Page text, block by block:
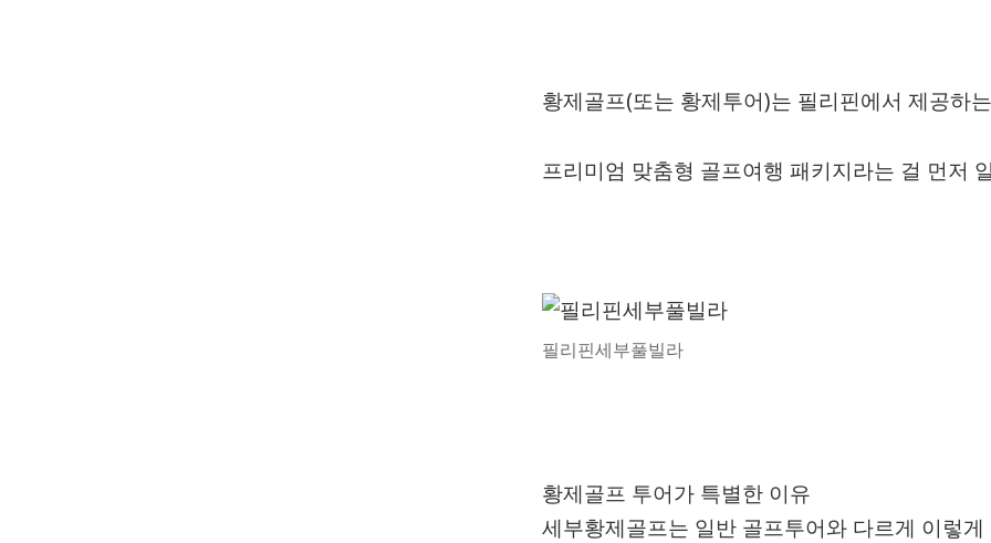
황제골프(또는 황제투어)는 필리핀에서 제공하는
프리미엄 맞춤형 골프여행 패키지라는 걸 먼저
필리핀세부풀빌라
황제골프 투어가 특별한 이유
세부황제골프는 일반 골프투어와 다르게 이렇게